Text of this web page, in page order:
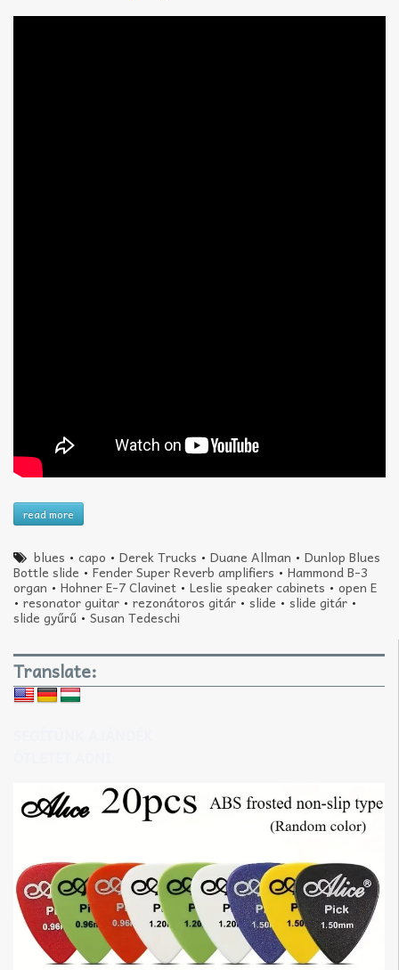
read more
blues •capo •Derek Trucks •Duane Allman •Dunlop Blues
Bottle slide • Fender Super Reverb amplifiers • Hammond B-3
organ • Hohner E-7 Clavinet • Leslie speaker cabinets • open E
• resonator guitar • rezonátoros gitár • slide • slide gitár •
slide gyűrű • Susan Tedeschi
Translate: